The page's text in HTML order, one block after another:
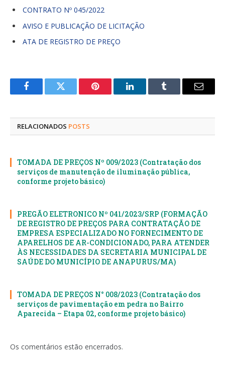
CONTRATO Nº 045/2022
AVISO E PUBLICAÇÃO DE LICITAÇÃO
ATA DE REGISTRO DE PREÇO
FacebookTwitter Pinterest LinkedInTumblr
E-
RELACIONADOS POSTS
TOMADA DE PREÇOS Nº 009/2023 (Contratação dos
serviços de manutenção de iluminação pública,
conforme projeto básico)
PREGÃO ELETRONICO Nº 041/2023/SRP (FORMAÇÃO
DE REGISTRO DE PREÇOS PARA CONTRATAÇÃO DE
EMPRESA ESPECIALIZADO NO FORNECIMENTO DE
APARELHOS DE AR-CONDICIONADO, PARA ATENDER
ÀS NECESSIDADES DA SECRETARIA MUNICIPAL DE
SAÚDE DO MUNICÍPIO DE ANAPURUS/MA)
TOMADA DE PREÇOS N° 008/2023 (Contratação dos
serviços de pavimentação em pedra no Bairro
Aparecida – Etapa 02, conforme projeto básico)
Os comentários estão encerrados.